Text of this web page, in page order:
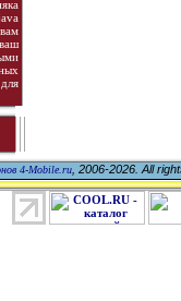
4-Mobile.ru, 2006-2026. All